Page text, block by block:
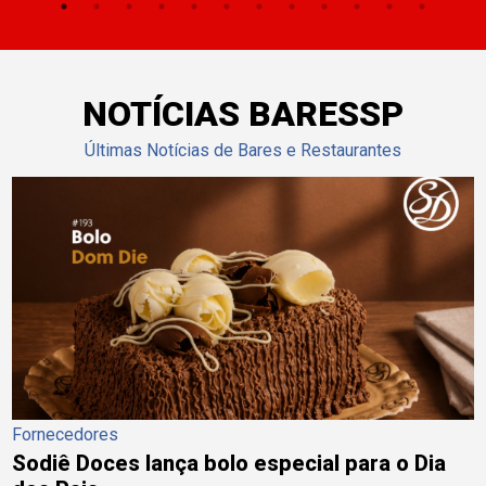
NOTÍCIAS BARESSP
Últimas Notícias de Bares e Restaurantes
Fornecedores
Sodiê Doces lança bolo especial para o Dia